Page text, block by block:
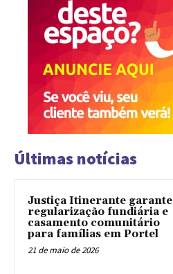
Últimas notícias
Justiça Itinerante garante
regularização fundiária e
casamento comunitário
para famílias em Portel
21 de maio de 2026